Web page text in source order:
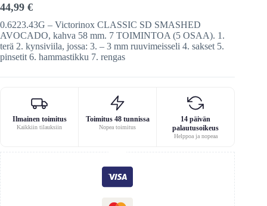
44,99 €
0.6223.43G – Victorinox CLASSIC SD SMASHED
AVOCADO, kahva 58 mm. 7 TOIMINTOA (5 OSAA). 1.
terä 2. kynsiviila, jossa: 3. – 3 mm ruuvimeisseli 4. sakset 5.
pinsetit 6. hammastikku 7. rengas
Ilmainen toimitus
Kaikkiin tilauksiin
Toimitus 48 tunnissa
Nopea toimitus
14 päivän
palautusoikeus
Helppoa ja nopeaa